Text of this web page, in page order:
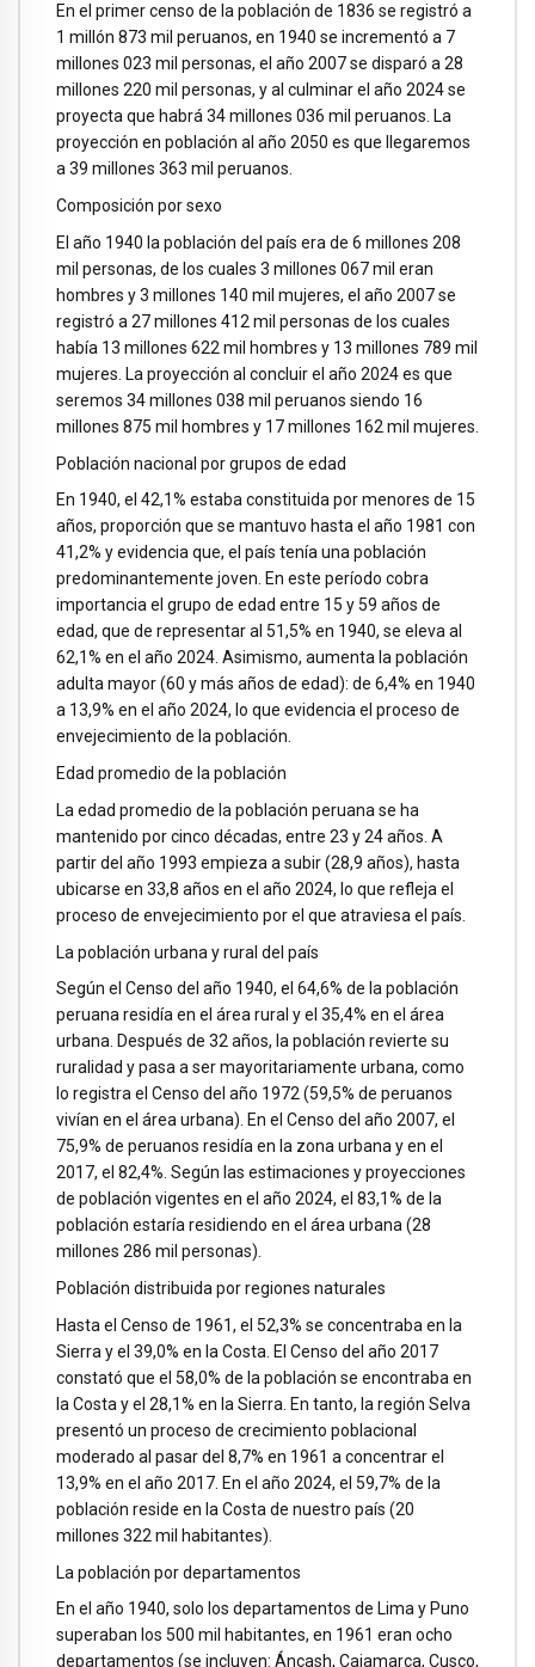
En el primer censo de la población de 1836 se registró a
1 millón 873 mil peruanos, en 1940 se incrementó a 7
millones 023 mil personas, el año 2007 se disparó a 28
millones 220 mil personas, y al culminar el año 2024 se
proyecta que habrá 34 millones 036 mil peruanos. La
proyección en población al año 2050 es que llegaremos
a 39 millones 363 mil peruanos.
Composición por sexo
El año 1940 la población del país era de 6 millones 208
mil personas, de los cuales 3 millones 067 mil eran
hombres y 3 millones 140 mil mujeres, el año 2007 se
registró a 27 millones 412 mil personas de los cuales
había 13 millones 622 mil hombres y 13 millones 789 mil
mujeres. La proyección al concluir el año 2024 es que
seremos 34 millones 038 mil peruanos siendo 16
millones 875 mil hombres y 17 millones 162 mil mujeres.
Población nacional por grupos de edad
En 1940, el 42,1% estaba constituida por menores de 15
años, proporción que se mantuvo hasta el año 1981 con
41,2% y evidencia que, el país tenía una población
predominantemente joven. En este período cobra
importancia el grupo de edad entre 15 y 59 años de
edad, que de representar al 51,5% en 1940, se eleva al
62,1% en el año 2024. Asimismo, aumenta la población
adulta mayor (60 y más años de edad): de 6,4% en 1940
a 13,9% en el año 2024, lo que evidencia el proceso de
envejecimiento de la población.
Edad promedio de la población
La edad promedio de la población peruana se ha
mantenido por cinco décadas, entre 23 y 24 años. A
partir del año 1993 empieza a subir (28,9 años), hasta
ubicarse en 33,8 años en el año 2024, lo que refleja el
proceso de envejecimiento por el que atraviesa el país.
La población urbana y rural del país
Según el Censo del año 1940, el 64,6% de la población
peruana residía en el área rural y el 35,4% en el área
urbana. Después de 32 años, la población revierte su
ruralidad y pasa a ser mayoritariamente urbana, como
lo registra el Censo del año 1972 (59,5% de peruanos
vivían en el área urbana). En el Censo del año 2007, el
75,9% de peruanos residía en la zona urbana y en el
2017, el 82,4%. Según las estimaciones y proyecciones
de población vigentes en el año 2024, el 83,1% de la
población estaría residiendo en el área urbana (28
millones 286 mil personas).
Población distribuida por regiones naturales
Hasta el Censo de 1961, el 52,3% se concentraba en la
Sierra y el 39,0% en la Costa. El Censo del año 2017
constató que el 58,0% de la población se encontraba en
la Costa y el 28,1% en la Sierra. En tanto, la región Selva
presentó un proceso de crecimiento poblacional
moderado al pasar del 8,7% en 1961 a concentrar el
13,9% en el año 2017. En el año 2024, el 59,7% de la
población reside en la Costa de nuestro país (20
millones 322 mil habitantes).
La población por departamentos
En el año 1940, solo los departamentos de Lima y Puno
superaban los 500 mil habitantes, en 1961 eran ocho
departamentos (se incluyen: Áncash, Cajamarca, Cusco,